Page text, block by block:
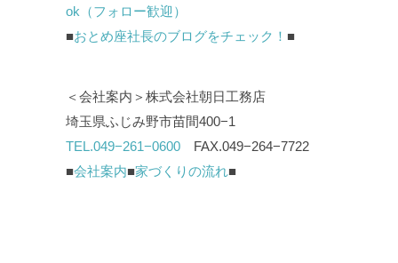
ok（フォロー歓迎）
■おとめ座社長のブログをチェック！ ■
＜会社案内＞株式会社朝日工務店
埼玉県ふじみ野市苗間400−1
TEL.049−261−0600 FAX.049−264−7722
■会社案内■家づくりの流れ■